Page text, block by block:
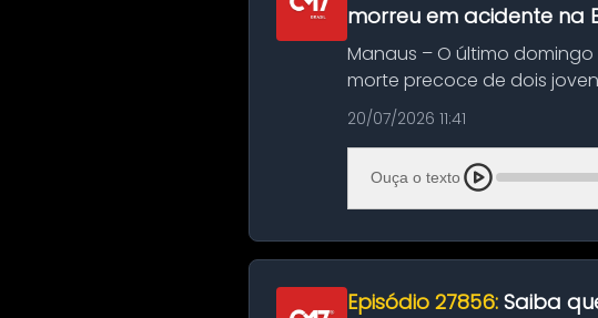
morreu em acidente na
Manaus – O último
morte precoce de dois
típico café regio...
20/07/2026 11:41
Ouça o texto
Episódio 27856: Saiba